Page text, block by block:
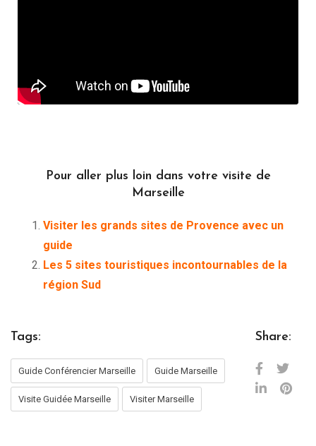
Pour aller plus loin dans votre visite de
Marseille
Visiter les grands sites de Provence avec un
guide
Les 5 sites touristiques incontournables de la
région Sud
Tags:
Guide Conférencier Marseille Guide Marseille
Visite Guidée Marseille Visiter Marseille
Share: